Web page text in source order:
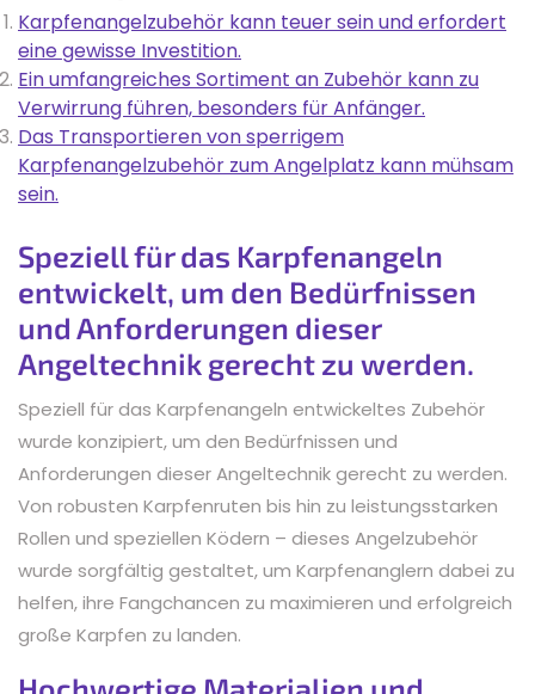
Karpfenangelzubehör kann teuer sein und erfordert
eine gewisse Investition.
Ein umfangreiches Sortiment an Zubehör kann zu
Verwirrung führen, besonders für Anfänger.
Das Transportieren von sperrigem
Karpfenangelzubehör zum Angelplatz kann mühsam
sein.
Speziell für das Karpfenangeln
entwickelt, um den Bedürfnissen
und Anforderungen dieser
Angeltechnik gerecht zu werden.
Speziell für das Karpfenangeln entwickeltes Zubehör
wurde konzipiert, um den Bedürfnissen und
Anforderungen dieser Angeltechnik gerecht zu werden.
Von robusten Karpfenruten bis hin zu leistungsstarken
Rollen und speziellen Ködern – dieses Angelzubehör
wurde sorgfältig gestaltet, um Karpfenanglern dabei zu
helfen, ihre Fangchancen zu maximieren und erfolgreich
große Karpfen zu landen.